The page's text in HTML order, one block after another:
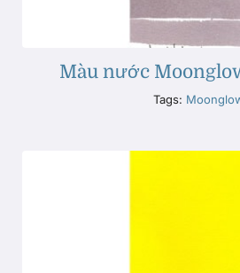
Màu nước
Tags: